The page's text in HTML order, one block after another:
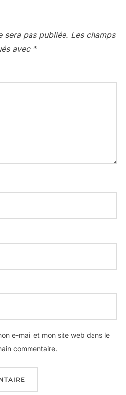
sera pas publiée. Les champs
avec *
e-mail et mon site web dans le
commentaire.